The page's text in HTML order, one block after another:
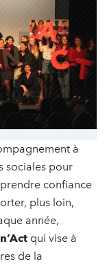
à
sociales pour
confiance
plus loin,
année,
qui vise à
de la